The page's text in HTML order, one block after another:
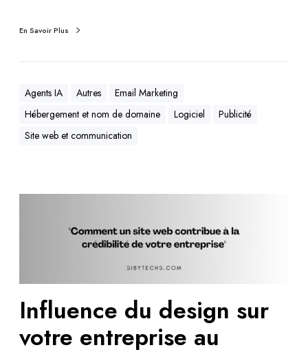
En Savoir Plus
Agents IA Autres
Email Marketing
Hébergement et nom de domaine
Logiciel
Publicité
Site web et communication
Influence du design sur
votre entreprise au